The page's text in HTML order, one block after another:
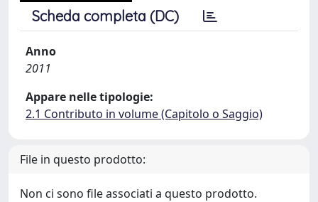
Scheda completa (DC)
Anno
2011
Appare nelle tipologie:
2.1 Contributo in volume (Capitolo o Saggio)
File in questo prodotto:
Non ci sono file associati a questo prodotto.